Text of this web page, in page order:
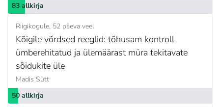
83 allkirja
Riigikogule 52 päeva veel
Kõigile võrdsed reeglid: tõhusam kontroll
ümberehitatud ja ülemäärast müra tekitavate
sõidukite üle
Madis Sütt
50 allkirja